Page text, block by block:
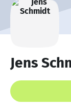
Jens